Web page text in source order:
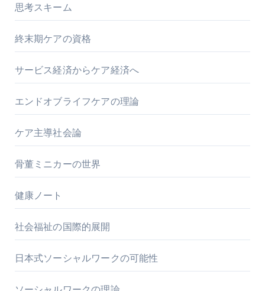
思考スキーム
終末期ケアの資格
サービス経済からケア経済へ
エンドオブライフケアの理論
ケア主導社会論
骨董ミニカーの世界
健康ノート
社会福祉の国際的展開
日本式ソーシャルワークの可能性